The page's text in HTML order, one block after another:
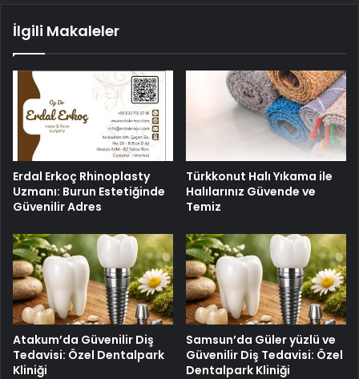
İlgili Makaleler
Erdal Erkoç Rhinoplasty
Uzmanı: Burun Estetiğinde
Güvenilir Adres
Türkkonut Halı Yıkama ile
Halılarınız Güvende ve
Temiz
Atakum’da Güvenilir Diş
Tedavisi: Özel Dentalpark
Kliniği
Samsun’da Güler yüzlü ve
Güvenilir Diş Tedavisi: Özel
Dentalpark Kliniği